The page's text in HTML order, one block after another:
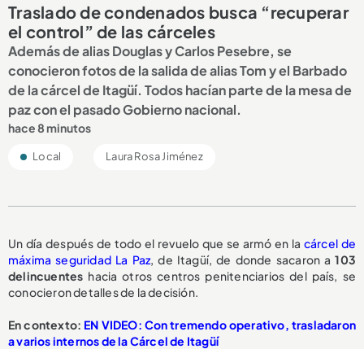
Traslado de condenados busca “recuperar
el control” de las cárceles
Además de alias Douglas y Carlos Pesebre, se
conocieron fotos de la salida de alias Tom y el Barbado
de la cárcel de Itagüí. Todos hacían parte de la mesa de
paz con el pasado Gobierno nacional.
hace 8 minutos
Local Laura Rosa Jiménez
Un día después de todo el revuelo que se armó en la cárcel de
máxima seguridad La Paz , de Itagüí, de donde sacaron a103
delincuentes hacia otros centros penitenciarios del país, se
conocieron detalles de la decisión.
En contexto: EN VIDEO: Con tremendo operativo, trasladaron
a varios internos de la Cárcel de Itagüí